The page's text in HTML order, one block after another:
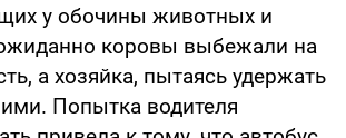
у обочины животных и
коровы выбежали на
а хозяйка, пытаясь удержать
Попытка водителя